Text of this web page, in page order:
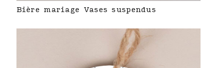
Bière mariage Vases suspendus